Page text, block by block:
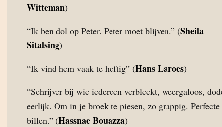
Witteman)
“Ik ben dol op Peter. Peter moet blijven.” (Sheila
Sitalsing)
“Ik vind hem vaak te heftig” (Hans Laroes)
“Schrijver bij wie iedereen verbleekt, weergaloos,
eerlijk. Om in je broek te piesen, zo grappig. Perfecte
billen.” (Hassnae Bouazza)